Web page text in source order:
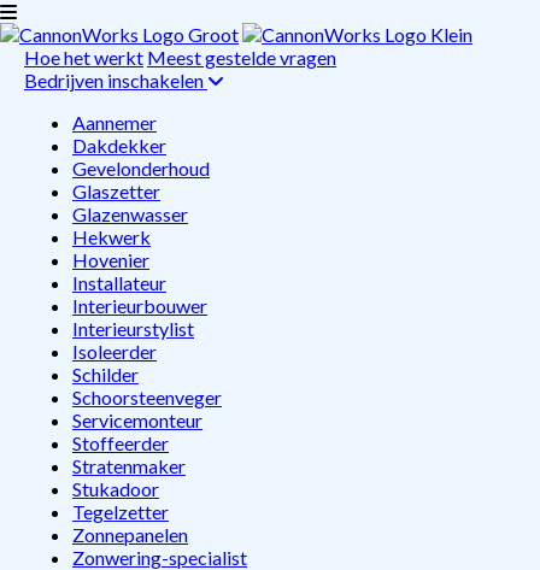
Hoe het werkt Meest gestelde vragen
Bedrijven inschakelen
Aannemer
Dakdekker
Gevelonderhoud
Glaszetter
Glazenwasser
Hekwerk
Hovenier
Installateur
Interieurbouwer
Interieurstylist
Isoleerder
Schilder
Schoorsteenveger
Servicemonteur
Stoffeerder
Stratenmaker
Stukadoor
Tegelzetter
Zonnepanelen
Zonwering-specialist